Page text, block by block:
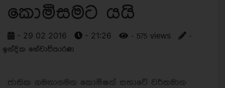
කොමිසමට යයි
- 29 02 2016 - 21:26 - 575 views
-
ඉන්දික හේවාවිතාරණ
ජාතික ගමනාගමන කොමිෂන් සභාවේ වර්තමාන